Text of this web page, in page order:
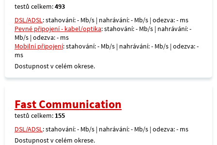
testů celkem:493
DSL/ADSL: stahování: - Mb/s | nahrávání: - Mb/s | odezva: - ms
Pevné připojení - kabel/optika: stahování: - Mb/s | nahrávání: -
Mb/s | odezva: - ms
Mobilní připojení: stahování: - Mb/s | nahrávání: - Mb/s | odezva: -
ms
Dostupnost v celém okrese.
Fast Communication
testů celkem: 155
DSL/ADSL: stahování: - Mb/s | nahrávání: - Mb/s | odezva: - ms
Dostupnost v celém okrese.